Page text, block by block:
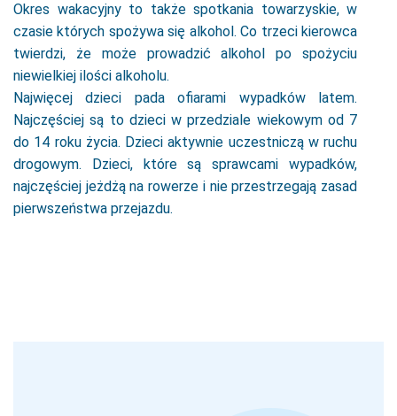
Okres wakacyjny to także spotkania towarzyskie, w
czasie których spożywa się alkohol. Co trzeci kierowca
twierdzi, że może prowadzić alkohol po spożyciu
niewielkiej ilości alkoholu.
Najwięcej dzieci pada ofiarami wypadków latem.
Najczęściej są to dzieci w przedziale wiekowym od 7
do 14 roku życia. Dzieci aktywnie uczestniczą w ruchu
drogowym. Dzieci, które są sprawcami wypadków,
najczęściej jeżdżą na rowerze i nie przestrzegają zasad
pierwszeństwa przejazdu.